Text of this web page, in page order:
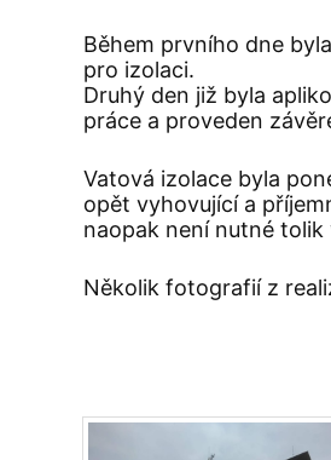
Během prvního dne
pro izolaci.
Druhý den již byla
práce a proveden
Vatová izolace byla
opět vyhovující a
naopak není nutné tolik
Několik fotografií z